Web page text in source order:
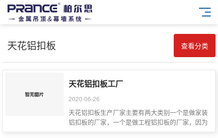
天花铝扣板 查看分类
天花铝扣板工厂
2020-06-26
天花铝扣板生产厂家主要有两大类别一个是做家装
铝扣板的厂家，一个是做工程铝扣板的厂家，因为